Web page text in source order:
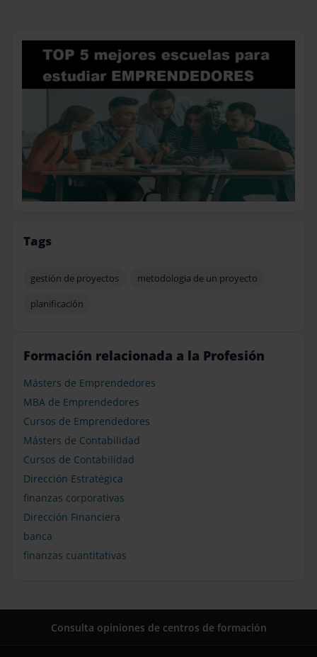
Tags
gestión de proyectos
metodologia de un proyecto
planificación
Formación relacionada a la Profesión
Másters de Emprendedores
MBA de Emprendedores
Cursos de Emprendedores
Másters de Contabilidad
Cursos de Contabilidad
Dirección Estratégica
finanzas corporativas
Dirección Financiera
banca
finanzas cuantitativas
Consulta opiniones de centros de formación